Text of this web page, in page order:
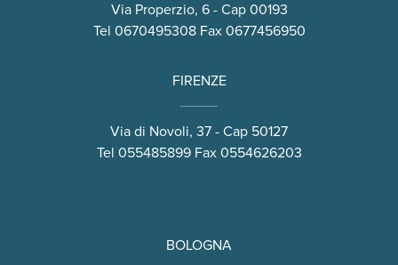
Via Properzio, 6 - Cap 00193
Tel 0670495308Fax 0677456950
FIRENZE
Via di Novoli, 37 - Cap 50127
Tel 055485899Fax 0554626203
BOLOGNA